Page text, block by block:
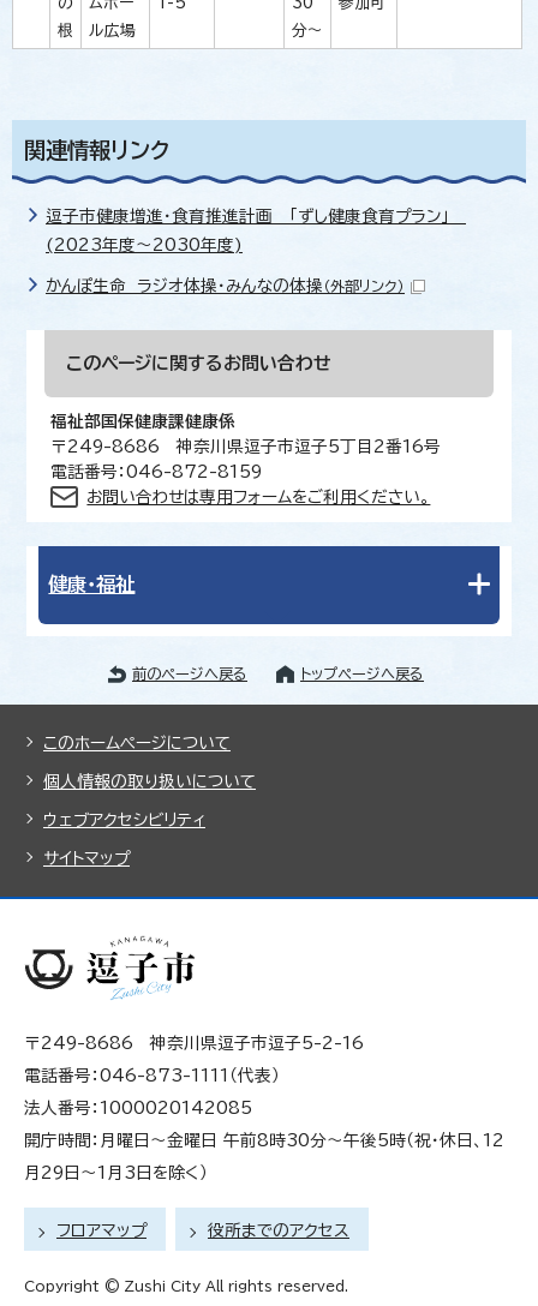
根
ル広場
分～
関連情報リンク
逗子市健康増進・食育推進計画 「ずし健康食育プラン」
(2023年度～2030年度)
かんぽ生命 ラジオ体操・みんなの体操 （外部リンク）
このページに関する お問い合わせ
福祉部国保健康課健康係
〒249-8686 神奈川県逗子市逗子5丁目2番16号
電話番号：046-872-8159
お問い合わせは専用フォームをご利用ください。
健康・福祉
前のページへ戻る トップページへ戻る
このホームページについて
個人情報の取り扱いについて
ウェブアクセシビリティ
サイトマップ
〒249-8686 神奈川県逗子市逗子5-2-16
電話番号：046-873-1111（代表）
法人番号：1000020142085
開庁時間：月曜日～金曜日 午前8時30分～午後5時（祝・休日、12
月29日～1月3日を除く）
フロアマップ 役所までのアクセス
Copyright © Zushi City All rights reserved.